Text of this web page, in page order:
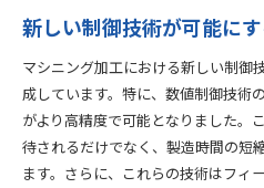
新しい制御技術が可能に
マシニング加工における新しい制御
成しています。特に、数値制御技術
がより高精度で可能となりました。
待されるだけでなく、製造時間の短
ます。さらに、これらの技術はフィ